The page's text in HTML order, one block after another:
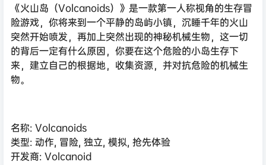
《火山岛（Volcanoids）》是一款第一人称视角的生存冒
险游戏，你将来到一个平静的岛屿小镇，沉睡千年的火山
突然开始喷发，再加上突然出现的神秘机械生物，这一切
的背后一定有什么原因，你要在这个危险的小岛生存下
来，建立自己的根据地，收集资源，并对抗危险的机械生
物。
名称: Volcanoids
类型: 动作, 冒险, 独立, 模拟, 抢先体验
开发商: Volcanoid